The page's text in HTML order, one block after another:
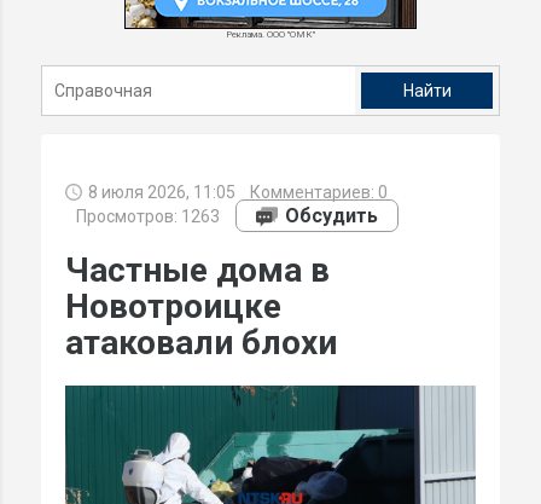
Реклама. ООО "ОМК"
8 июля 2026, 11:05 Комментариев: 0
Просмотров: 1263
Обсудить
Частные дома в
Новотроицке
атаковали блохи